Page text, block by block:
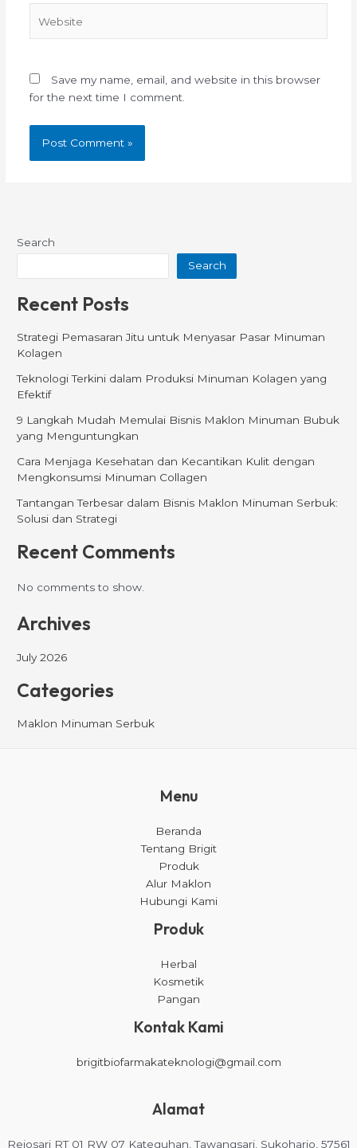
Save my name, email, and website in this browser
for the next time I comment.
Search
Search
Recent Posts
Strategi Pemasaran Jitu untuk Menyasar Pasar Minuman
Kolagen
Teknologi Terkini dalam Produksi Minuman Kolagen yang
Efektif
9 Langkah Mudah Memulai Bisnis Maklon Minuman Bubuk
yang Menguntungkan
Cara Menjaga Kesehatan dan Kecantikan Kulit dengan
Mengkonsumsi Minuman Collagen
Tantangan Terbesar dalam Bisnis Maklon Minuman Serbuk:
Solusi dan Strategi
Recent Comments
No comments to show.
Archives
July 2026
Categories
Maklon Minuman Serbuk
Menu
Beranda
Tentang Brigit
Produk
Alur Maklon
Hubungi Kami
Produk
Herbal
Kosmetik
Pangan
Kontak Kami
brigitbiofarmakateknologi@gmail.com
Alamat
Rejosari RT 01 RW 07 Kateguhan, Tawangsari, Sukoharjo, 57561